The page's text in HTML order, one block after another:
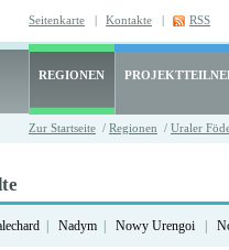
Seitenkarte | Kontakte | RSS
REGIONEN
Zur Startseite / Regionen / Uraler
Nadym Nowy Urengoi